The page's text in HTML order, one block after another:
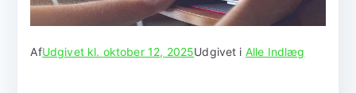
AfUdgivet kl. oktober 12, 2025Udgivet i Alle Indlæg